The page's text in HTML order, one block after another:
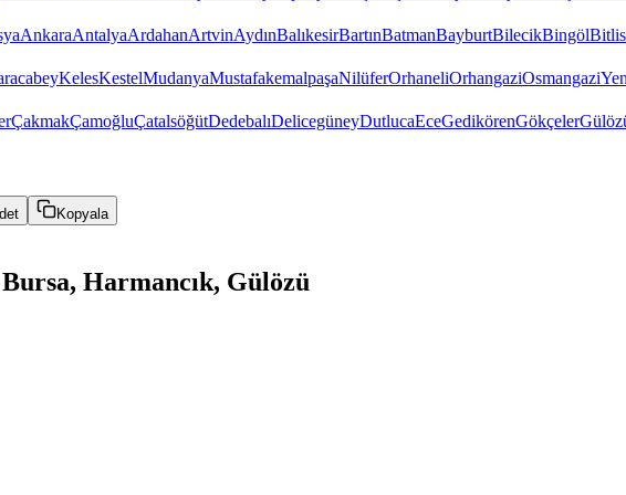
AnkaraAntalyaArdahanArtvinAydınBalıkesirBartınBatmanBayburtBilecikBingölBitlis
KelesKestelMudanyaMustafakemalpaşaNilüferOrhaneliOrhangaziOsmangazi
ÇakmakÇamoğluÇatalsöğütDedebalıDelicegüneyDutlucaEceGedikörenGökçeler
Kopyala
Harmancık, Gülözü